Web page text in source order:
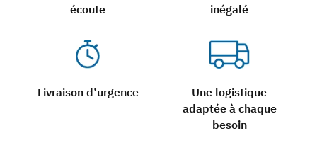
écoute
inégalé
Livraison d’urgence
Une logistique
adaptée à chaque
besoin